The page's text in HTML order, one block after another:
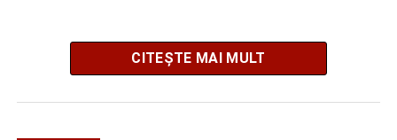
CITEȘTE MAI MULT